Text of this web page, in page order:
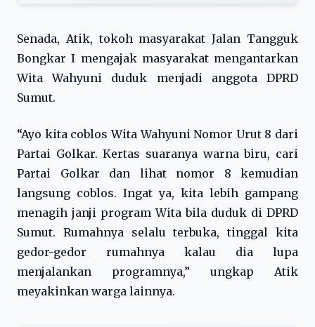
Senada, Atik, tokoh masyarakat Jalan Tangguk
Bongkar I mengajak masyarakat mengantarkan
Wita Wahyuni duduk menjadi anggota DPRD
Sumut.
“Ayo kita coblos Wita Wahyuni Nomor Urut 8 dari
Partai Golkar. Kertas suaranya warna biru, cari
Partai Golkar dan lihat nomor 8 kemudian
langsung coblos. Ingat ya, kita lebih gampang
menagih janji program Wita bila duduk di DPRD
Sumut. Rumahnya selalu terbuka, tinggal kita
gedor-gedor rumahnya kalau dia lupa
menjalankan programnya,” ungkap Atik
meyakinkan warga lainnya.